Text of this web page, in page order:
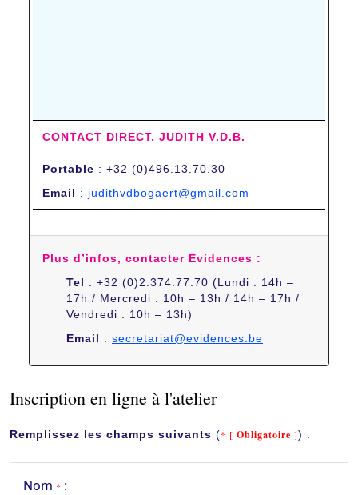
CONTACT DIRECT. JUDITH V.D.B.
Portable : +32 (0)496.13.70.30
Email : judithvdbogaert@gmail.com
Plus d’infos, contacter Evidences :
Tel : +32 (0)2.374.77.70 (Lundi : 14h –
17h / Mercredi : 10h – 13h / 14h – 17h /
Vendredi : 10h – 13h)
Email : secretariat@evidences.be
Inscription en ligne à l'atelier
Remplissez les champs suivants (* [ Obligatoire ]) :
Nom * :